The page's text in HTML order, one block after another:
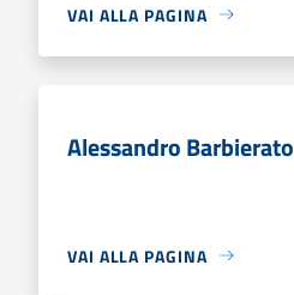
VAI ALLA PAGINA
Alessandro Barbierato
VAI ALLA PAGINA